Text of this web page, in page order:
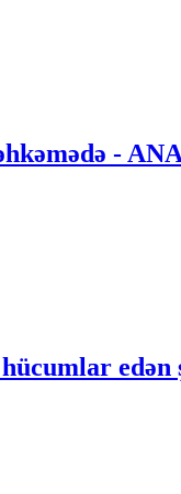
-
edən